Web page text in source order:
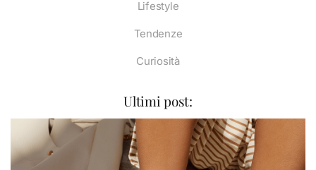
Lifestyle
Tendenze
Curiosità
Ultimi post: